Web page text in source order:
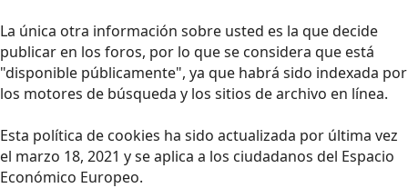
La única otra información sobre usted es la que decide
publicar en los foros, por lo que se considera que está
"disponible públicamente", ya que habrá sido indexada por
los motores de búsqueda y los sitios de archivo en línea.
Esta política de cookies ha sido actualizada por última vez
el marzo 18, 2021 y se aplica a los ciudadanos del Espacio
Económico Europeo.